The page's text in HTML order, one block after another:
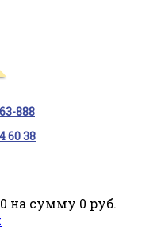
888
60 38
0 на сумму 0 руб.